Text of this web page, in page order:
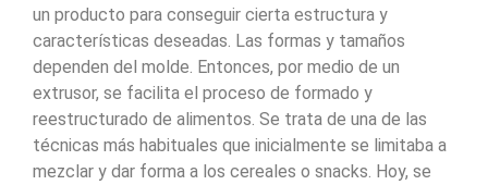
un producto para conseguir cierta estructura y
características deseadas. Las formas y tamaños
dependen del molde. Entonces, por medio de un
extrusor, se facilita el proceso de formado y
reestructurado de alimentos. Se trata de una de las
técnicas más habituales que inicialmente se limitaba a
mezclar y dar forma a los cereales o snacks. Hoy, se